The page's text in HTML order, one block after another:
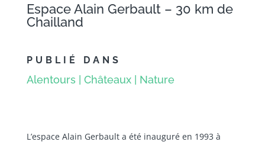
Espace Alain Gerbault – 30 km de
Chailland
PUBLIÉ DANS
Alentours | Châteaux| Nature
L’espace Alain Gerbault a été inauguré en 1993 à